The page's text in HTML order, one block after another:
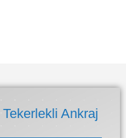
Ankraj